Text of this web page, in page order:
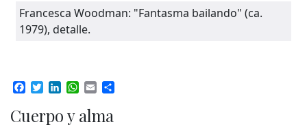
Francesca Woodman: "Fantasma bailando" (ca.
1979), detalle.
Facebook
TwitterLinkedIn
WhatsApp
Email
Cuerpo y alma